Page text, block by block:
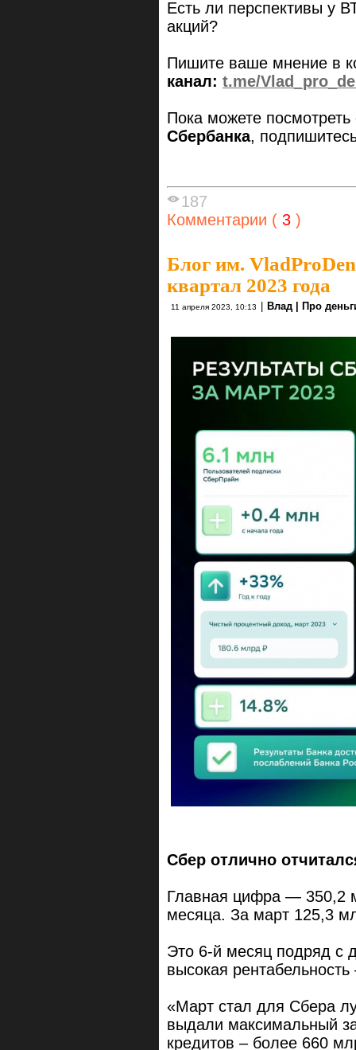
Есть ли перспективы у
акций?
Пишите ваше мнение в
канал: t.me/
Пока можете
Сбербанка,
187
Комментарии ( 3 )
Блог им.
квартал 2023 года
11 апреля 2023, 10:13 Влад | Про
Сбер отлично
Главная цифра — 350,2
месяца. За март 125,3
Это 6-й месяц подряд с
высокая
«Март стал для Сбера
выдали максимальный
кредитов – более 660